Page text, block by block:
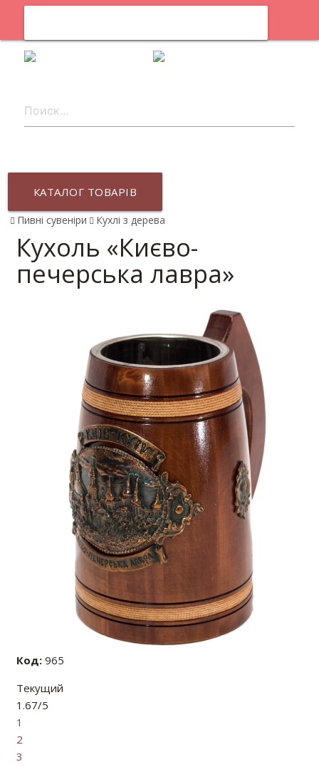
КАТАЛОГ ТОВАРІВ
Пивні сувеніри Кухлі з дерева
Кухоль «Києво-
печерська лавра»
Код:965
Текущий
1.67/5
1
2
3